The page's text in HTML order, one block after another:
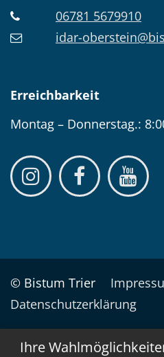
Ihre
06781 5679910
idar-
Erreichbarkeit
Montag – Donnerstag.:
© Bistum Trier
Datenschutzerklärung